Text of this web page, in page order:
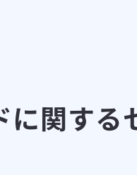
関する